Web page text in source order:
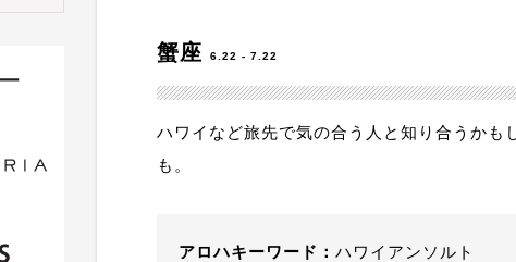
蟹座 6.22 - 7.22
ハワイなど旅先で気の合う人と知り合うかも
も。
アロハキーワード： ハワイアンソルト